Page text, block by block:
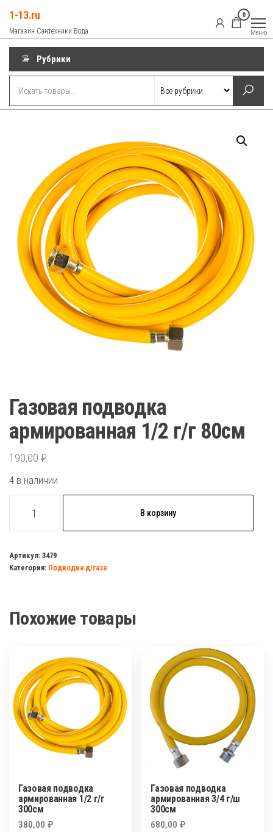
содержимому
1-13.ru
Магазин Сантехники Вода
0
Меню
Рубрики
Газовая подводка
армированная 1/2 г/г 80см
190,00 ₽
4 в наличии
товара
подводка
армированная
г
В корзину
Артикул: 3479
Категория: Подводка д/газа
Похожие товары
Газовая подводка
армированная 1/2 г/г
300см
380,00 ₽
Газовая подводка
армированная 3/4 г/ш
300см
680,00₽